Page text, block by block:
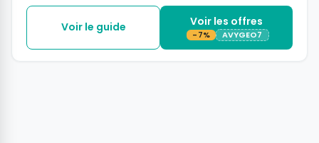
Voir le guide Voir les offres
-7% AVYGEO7